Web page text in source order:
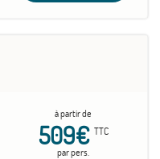
à partir de
509€ TTC
par pers.